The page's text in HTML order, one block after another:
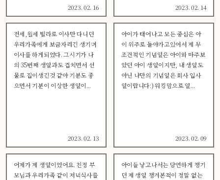
2023. 02. 16 2023. 02. 14
전세,월세 빌라로 이사만 다니던
우리가족에게 보금자리긴 생기며
이사를 하게되었다. 그시기가 나
의 35번째 생일과도 겹치면서 선
물로 집이생긴것 같아 기분도 좋
으면서 기분이 이상한 생일이...
2023. 02. 13
아이가 태어나고 모든 중심은 아
이 위주로 돌아가고있어서 제 무
조건적인 기념일은 아이와 마주보
았던 아이 생일이지만, 내 생일도
아닌 나만의 기념일은 회사 입사
일이랍니다:) 워킹맘으로 일...
2023. 02. 09
어제가 제 생일이었어요. 친정 부
모님과 우리가족 같이 저녁식사를
아이들 낳고나서는 당연하게 챙기
던 제 생일 챙겨본적이 정말 없는